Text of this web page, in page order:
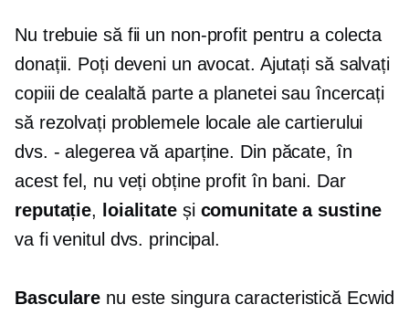
Nu trebuie să fii un non-profitpentru a colecta
donații. Poți deveni un avocat. Ajutați să salvați
copiii de cealaltă parte a planetei sau încercați
să rezolvați problemele locale ale cartierului
dvs. - alegerea vă aparține. Din păcate, în
acest fel, nu veți obține profit în bani. Dar
reputație, loialitateșicomunitate a sustine
va fi venitul dvs. principal.
Basculare nu este singura caracteristică Ecwid